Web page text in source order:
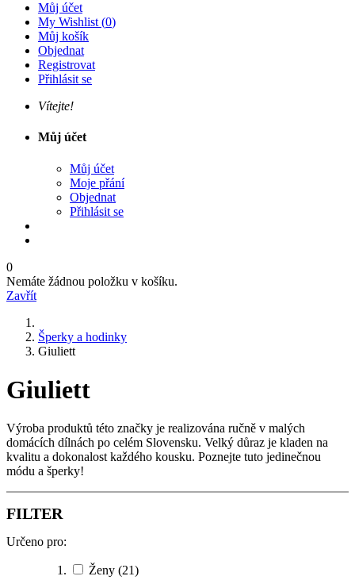
Můj účet
My Wishlist (0)
Můj košík
Objednat
Registrovat
Přihlásit se
Vítejte!
Můj účet
Můj účet
Moje přání
Objednat
Přihlásit se
0
Nemáte žádnou položku v košíku.
Zavřít
Šperky a hodinky
Giuliett
Giuliett
Výroba produktů této značky je realizována ručně v malých
domácích dílnách po celém Slovensku. Velký důraz je kladen na
kvalitu a dokonalost každého kousku. Poznejte tuto jedinečnou
módu a šperky!
FILTER
Určeno pro:
Ženy (21)